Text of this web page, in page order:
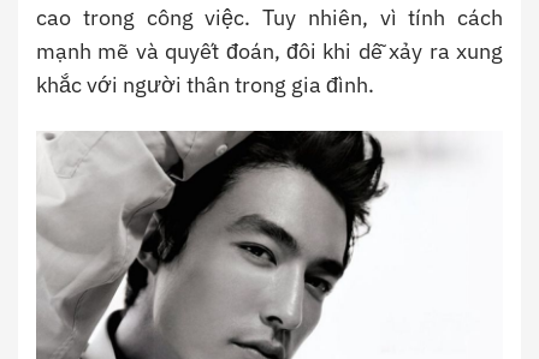
cao trong công việc. Tuy nhiên, vì tính cách
mạnh mẽ và quyết đoán, đôi khi dễ xảy ra xung
khắc với người thân trong gia đình.